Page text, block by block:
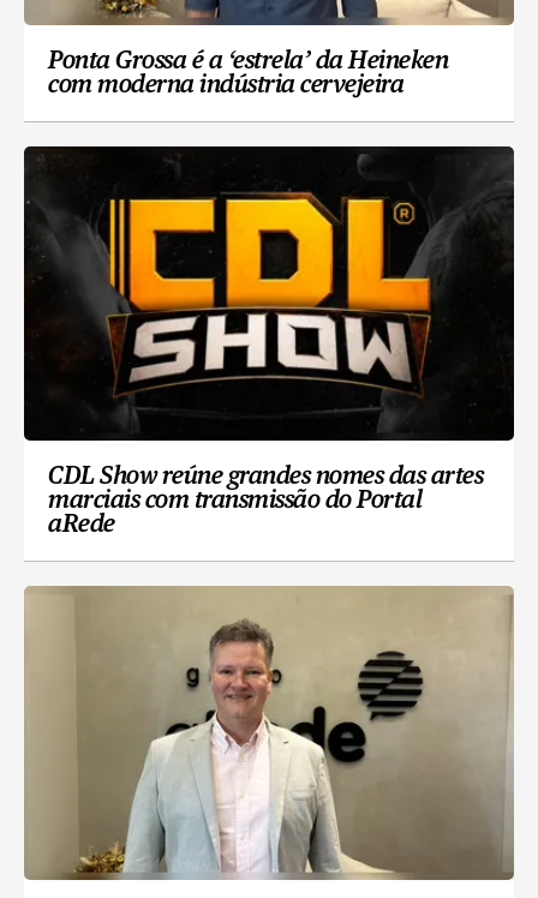
Ponta Grossa é a ‘estrela’ da Heineken
com moderna indústria cervejeira
CDL Show reúne grandes nomes das artes
marciais com transmissão do Portal
aRede